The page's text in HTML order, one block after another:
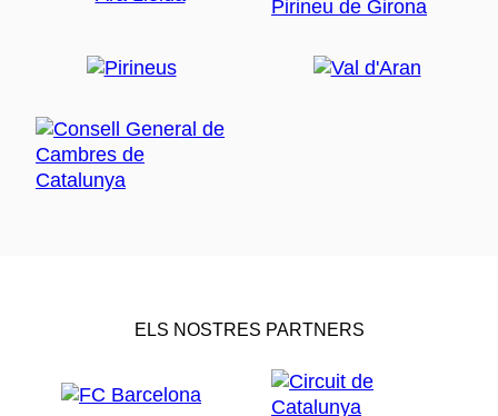
ELS NOSTRES PARTNERS